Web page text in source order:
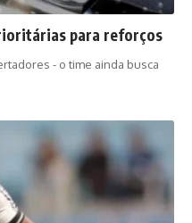
para reforços
- o time ainda busca